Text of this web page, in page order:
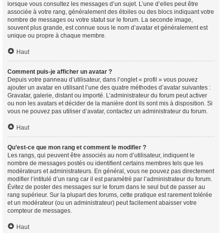
lorsque vous consultez les messages d’un sujet. L’une d’elles peut être
associée à votre rang, généralement des étoiles ou des blocs indiquant votre
nombre de messages ou votre statut sur le forum. La seconde image,
souvent plus grande, est connue sous le nom d’avatar et généralement est
unique ou propre à chaque membre.
Haut
Comment puis-je afficher un avatar ?
Depuis votre panneau d’utilisateur, dans l’onglet « profil » vous pouvez
ajouter un avatar en utilisant l’une des quatre méthodes d’avatar suivantes :
Gravatar, galerie, distant ou importé. L’administrateur du forum peut activer
ou non les avatars et décider de la manière dont ils sont mis à disposition. Si
vous ne pouvez pas utiliser d’avatar, contactez un administrateur du forum.
Haut
Qu’est-ce que mon rang et comment le modifier ?
Les rangs, qui peuvent être associés au nom d’utilisateur, indiquent le
nombre de messages postés ou identifient certains membres tels que les
modérateurs et administrateurs. En général, vous ne pouvez pas directement
modifier l’intitulé d’un rang car il est paramétré par l’administrateur du forum.
Évitez de poster des messages sur le forum dans le seul but de passer au
rang supérieur. Sur la plupart des forums, cette pratique est rarement tolérée
et un modérateur (ou un administrateur) peut facilement abaisser votre
compteur de messages.
Haut